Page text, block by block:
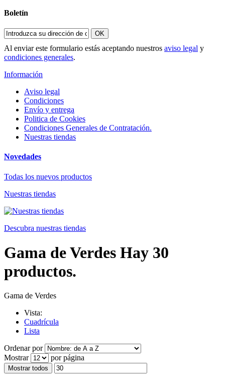
Boletín
OK
Al enviar este formulario estás aceptando nuestros aviso legal y
condiciones generales.
Información
Aviso legal
Condiciones
Envío y entrega
Politica de Cookies
Condiciones Generales de Contratación.
Nuestras tiendas
Novedades
Todas los nuevos productos
Nuestras tiendas
Descubra nuestras tiendas
Gama de Verdes Hay 30
productos.
Gama de Verdes
Vista:
Cuadrícula
Lista
Ordenar por
Mostrar
por página
Mostrar todos